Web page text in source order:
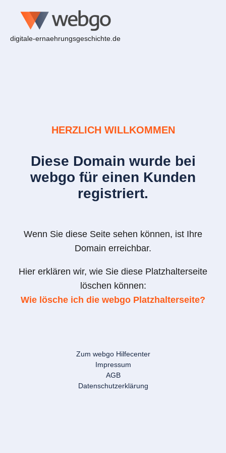
digitale-ernaehrungsgeschichte.de
HERZLICH WILLKOMMEN
Diese Domain wurde bei
webgo für einen Kunden
registriert.
Wenn Sie diese Seite sehen können, ist Ihre
Domain erreichbar.
Hier erklären wir, wie Sie diese Platzhalterseite
löschen können:
Wie lösche ich die webgo Platzhalterseite?
Zum webgo Hilfecenter
Impressum
AGB
Datenschutzerklärung